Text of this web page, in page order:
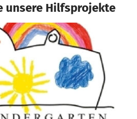
unsere Hilfsprojekte